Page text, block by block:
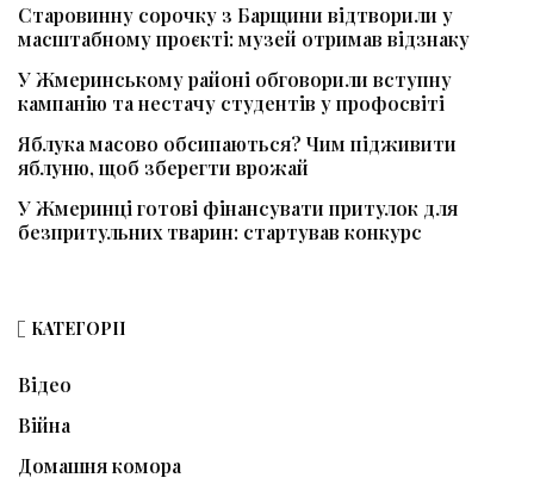
Старовинну сорочку з Барщини відтворили у
масштабному проєкті: музей отримав відзнаку
У Жмеринському районі обговорили вступну
кампанію та нестачу студентів у профосвіті
Яблука масово обсипаються? Чим підживити
яблуню, щоб зберегти врожай
У Жмеринці готові фінансувати притулок для
безпритульних тварин: стартував конкурс
КАТЕГОРІЇ
Відео
Війна
Домашня комора